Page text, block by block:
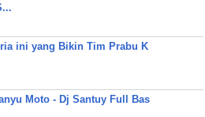
ini yang Bikin Tim Prabu K
Moto - Dj Santuy Full Bas